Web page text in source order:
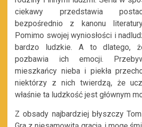
ciekawy przedstawia
bezpośrednio z kanonu
Pomimo swojej wyniosłości i
bardzo ludzkie. A to dlatego,
pozbawia ich emocji.
mieszkańcy nieba i piekła
niektórzy z nich twierdzą, że
właśnie ta ludzkość jest głównym
Z obsady najbardziej błyszczy